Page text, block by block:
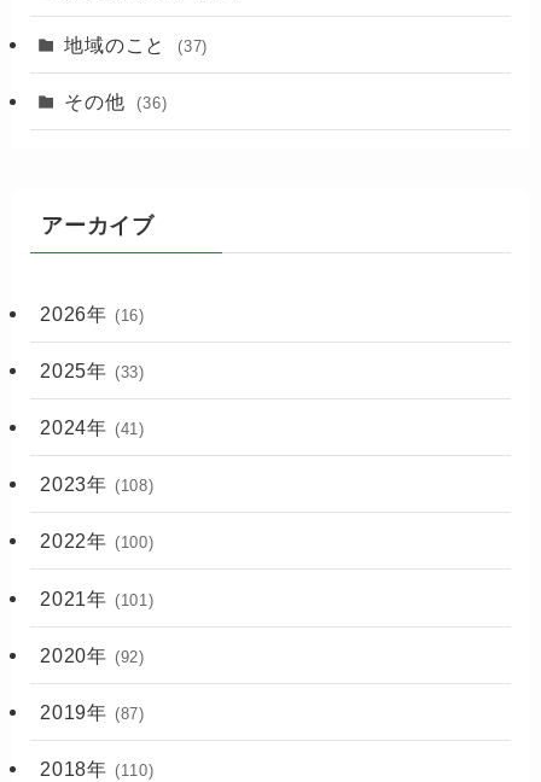
地域のこと (37)
その他 (36)
アーカイブ
2026年 (16)
2025年 (33)
2024年 (41)
2023年 (108)
2022年 (100)
2021年 (101)
2020年 (92)
2019年 (87)
2018年 (110)